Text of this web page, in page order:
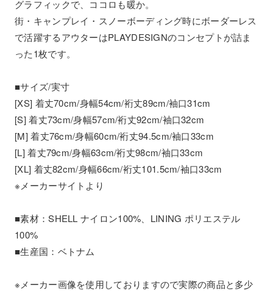
グラフィックで、ココロも暖か。
街・キャンプレイ・スノーボーディング時にボーダーレス
で活躍するアウターはPLAYDESIGNのコンセプトが詰ま
った1枚です。
■サイズ/実寸
[XS] 着丈70cm/身幅54cm/裄丈89cm/袖口31cm
[S] 着丈73cm/身幅57cm/裄丈92cm/袖口32cm
[M] 着丈76cm/身幅60cm/裄丈94.5cm/袖口33cm
[L] 着丈79cm/身幅63cm/裄丈98cm/袖口33cm
[XL] 着丈82cm/身幅66cm/裄丈101.5cm/袖口33cm
※メーカーサイトより
■素材：SHELL ナイロン100%、LINING ポリエステル
100%
■生産国：ベトナム
※メーカー画像を使用しておりますので実際の商品と多少